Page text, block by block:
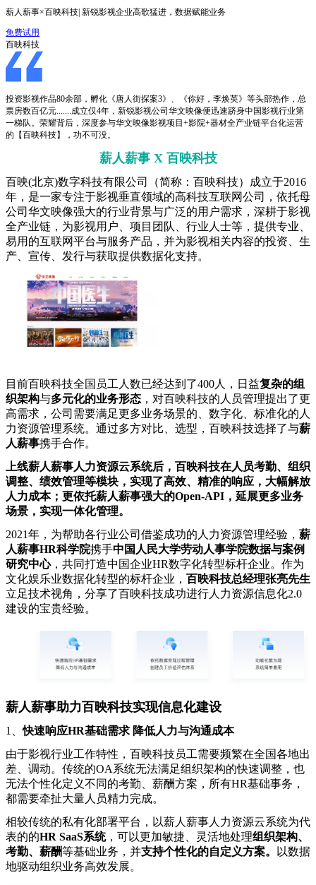
薪人薪事×百映科技| 新锐影视企业高歌猛进，数据赋能业务
免费试用
百映科技
投资影视作品80余部，孵化《唐人街探案3》、《你好，李焕英》等头部热作，总
票房数百亿元.......成立仅4年，新锐影视公司华文映像便迅速跻身中国影视行业第
一梯队。荣耀背后，深度参与华文映像影视项目+影院+器材全产业链平台化运营
的【百映科技】，功不可没。
薪人薪事 X 百映科技
百映(北京)数字科技有限公司（简称：百映科技）成立于2016
年，是一家专注于影视垂直领域的高科技互联网公司，依托母
公司华文映像强大的行业背景与广泛的用户需求，深耕于影视
全产业链，为影视用户、项目团队、行业人士等，提供专业、
易用的互联网平台与服务产品，并为影视相关内容的投资、生
产、宣传、发行与获取提供数据化支持。
目前百映科技全国员工人数已经达到了400人，日益复杂的组
织架构与多元化的业务形态 ，对百映科技的人员管理提出了更
高需求，公司需要满足更多业务场景的、数字化、标准化的人
力资源管理系统。通过多方对比、选型，百映科技选择了与薪
人薪事携手合作。
上线薪人薪事人力资源云系统后，百映科技在人员考勤、组织
调整、绩效管理等模块，实现了高效、精准的响应，大幅解放
人力成本；更依托薪人薪事强大的Open-API，延展更多业务
场景，实现一体化管理。
2021年，为帮助各行业公司借鉴成功的人力资源管理经验， 薪
人薪事HR科学院携手中国人民大学劳动人事学院数据与案例
研究中心，共同打造中国企业HR数字化转型标杆企业。作为
文化娱乐业数据化转型的标杆企业， 百映科技总经理张亮先生
立足技术视角，分享了百映科技成功进行人力资源信息化2.0
建设的宝贵经验。
薪人薪事助力百映科技实现信息化建设
1、快速响应HR基础需求 降低人力与沟通成本
由于影视行业工作特性，百映科技员工需要频繁在全国各地出
差、调动。传统的OA系统无法满足组织架构的快速调整，也
无法个性化定义不同的考勤、薪酬方案，所有HR基础事务，
都需要牵扯大量人员精力完成。
相较传统的私有化部署平台，以薪人薪事人力资源云系统为代
表的的HR SaaS系统，可以更加敏捷、灵活地处理组织架构、
考勤、薪酬等基础业务，并支持个性化的自定义方案。
以数据
地驱动组织业务高效发展。